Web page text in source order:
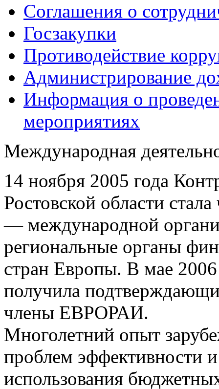
Соглашения о
Госзакупки
Противодействие
Администрирование
Информация о
мероприятиях
Международная
14 ноября 2005 года
Ростовской области
— международной
региональные органы
стран Европы. В мае 2006
получила
члены ЕВРОРАИ.
Многолетний опыт
проблем эффективности
использования